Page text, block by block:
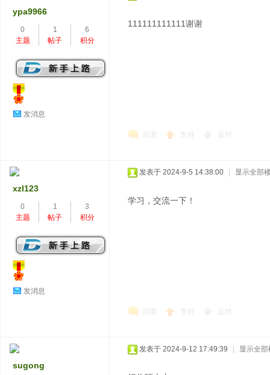
ypa9966
0
主题
1
帖子
6
积分
发消息
111111111111谢谢
回复 支持 反对
xzl123
0
主题
1
帖子
3
积分
发消息
发表于 2024-9-5 14:38:00 显示全部
学习，交流一下！
回复 支持 反对
sugong
发表于 2024-9-12 17:49:39 显示全部